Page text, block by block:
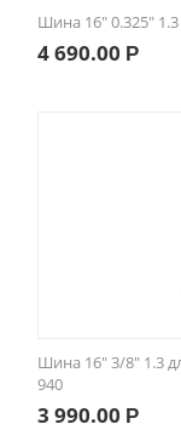
Шина 16" 0.325" 1.3
4 690.00 Р
Шина 16" 3/8" 1.3
940
3 990.00 Р